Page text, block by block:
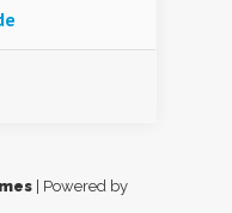
Peixoto,
| Powered by